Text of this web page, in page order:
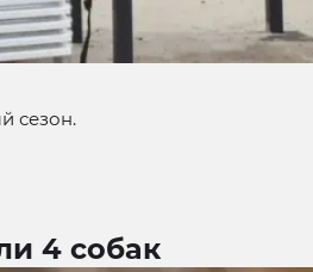
сезон.
4 собак